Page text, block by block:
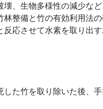
、生物多様性の減少な
整備と竹の有効利用法
応させて水素を取り出
た竹を取り除いた後、